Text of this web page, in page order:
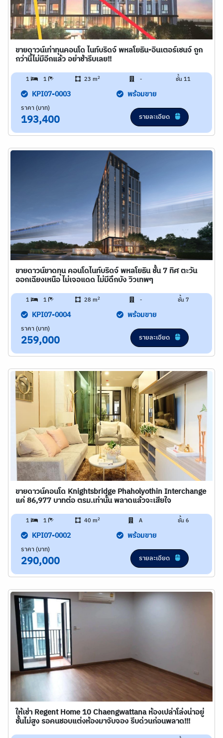
ขายดาวน์เท่าทุนคอนโด ไนท์บริดจ์ พหลโยธิน-อินเตอร์เชนจ์ ถูก
กว่านี้ไม่มีอีกแล้ว อย่าช้ารีบเลย!!
1 1 23 m2 - ชั้น 11
KPI07-0003 พร้อมขาย
ราคา (บาท)
193,400 รายละเอียด
ขายดาวน์ขาดทุน คอนโดไนท์บริดจ์ พหลโยธิน ชั้น 7 ทิศ ตะวัน
ออกเฉียงเหนือ ไม่เจอแดด ไม่มีดึกบัง วิวเทพๆ
1 1 28 m2 - ชั้น 7
KPI07-0004 พร้อมขาย
ราคา (บาท)
259,000 รายละเอียด
ขายดาวน์คอนโด Knightsbridge Phaholyothin Interchange
แค่ 86,977 บาทต่อ ตรม.เท่านั้น พลาดแล้วจะเสียใจ
1 1 40 m2 A ชั้น 6
KPI07-0002 พร้อมขาย
ราคา (บาท)
290,000 รายละเอียด
ให้เช่า Regent Home 10 Chaengwattana ห้องเปล่าโล่งน่าอยู่
ชั้นไม่สูง รอคนชอบแต่งห้องมาจับจอง รีบด่วนก่อนพลาด!!!